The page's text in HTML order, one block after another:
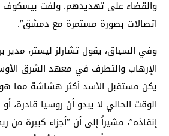
والقضاء على تهديدهم. ولفت بيسكوف
اتصالات بصورة مستمرة مع دمشق”.
وفي السياق، يقول تشارلز ليستر، مدير
الإرهاب والتطرف في معهد الشرق
يكن مستقبل الأسد أكثر هشاشة مما
الوقت الحالي لا يبدو أن روسيا قادرة،
إنقاذه”، مشيراً إلى أن “أجزاء كبيرة